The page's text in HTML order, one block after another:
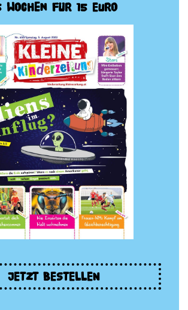
Wochen für 15 Euro
JETZT BESTELLEN